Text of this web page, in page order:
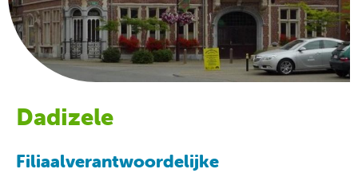
Dadizele
Filiaalverantwoordelijke